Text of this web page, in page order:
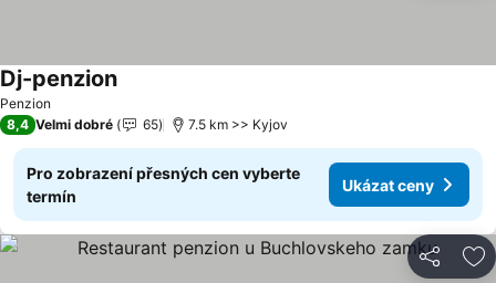
Penzion
Dj-penzion
8,4 Velmi dobré 65 7.5 km >> Kyjov
Pro zobrazení přesných cen vyberte
termín
Ukázat ceny
Sdílet